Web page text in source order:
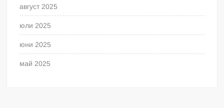
август 2025
юли 2025
юни 2025
май 2025